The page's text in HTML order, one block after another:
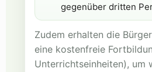
gegenüber dritten
Zudem erhalten die
eine kostenfreie
Unterrichtseinheiten), um